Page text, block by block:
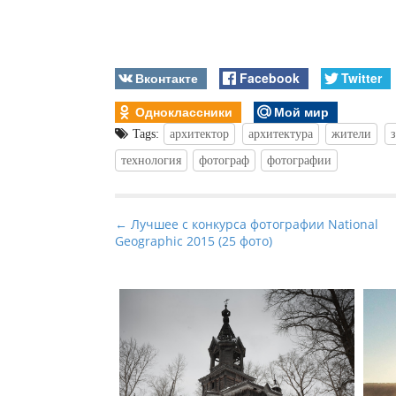
Вконтакте Facebook
Twitter
Одноклассники
Мой мир
Tags: архитектор архитектура жители
технология
фотограф фотографии
P
o
t
a
v
← Лучшее с конкурса фотографии National
Geographic 2015 (25 фото)